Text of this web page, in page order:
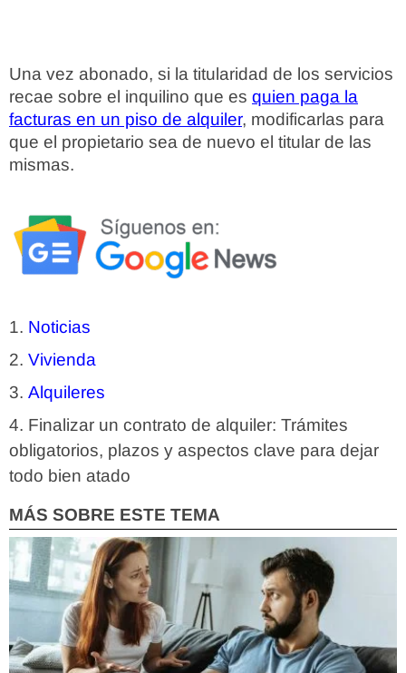
Una vez abonado, si la titularidad de los servicios
recae sobre el inquilino que es quien paga la
facturas en un piso de alquiler, modificarlas para
que el propietario sea de nuevo el titular de las
mismas.
Noticias
Vivienda
Alquileres
Finalizar un contrato de alquiler: Trámites
obligatorios, plazos y aspectos clave para dejar
todo bien atado
MÁS SOBRE ESTE TEMA